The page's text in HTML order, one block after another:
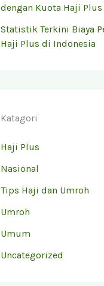
dengan Kuota Haji
Statistik Terkini Biaya
Haji Plus di Indonesia
Katagori
Haji Plus
Nasional
Tips Haji dan Umroh
Umroh
Umum
Uncategorized